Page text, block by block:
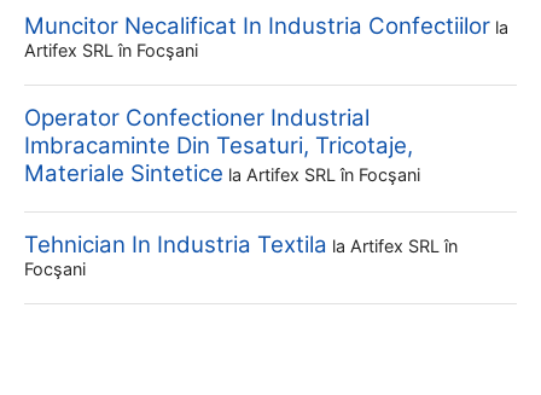
Muncitor Necalificat In Industria Confectiilor la
Artifex SRL în Focşani
Operator Confectioner Industrial
Imbracaminte Din Tesaturi, Tricotaje,
Materiale Sintetice la Artifex SRL în Focşani
Tehnician In Industria Textila la Artifex SRL în
Focşani